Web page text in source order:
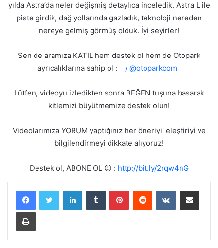
yılda Astra’da neler değişmiş detaylıca inceledik. Astra L ile
piste girdik, dağ yollarında gazladık, teknoloji nereden
nereye gelmiş görmüş olduk. İyi seyirler!
Sen de aramıza KATIL hem destek ol hem de Otopark
ayrıcalıklarına sahip ol :
/ @otoparkcom
Lütfen, videoyu izledikten sonra BEĞEN tuşuna basarak
kitlemizi büyütmemize destek olun!
Videolarımıza YORUM yaptığınız her öneriyi, eleştiriyi ve
bilgilendirmeyi dikkate alıyoruz!
Destek ol, ABONE OL 😉 : http://bit.ly/2rqw4nG